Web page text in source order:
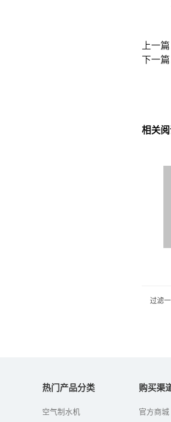
上一
下一
相关阅
过滤
如
热门产品分类
空气制水机
购买渠
官方商城